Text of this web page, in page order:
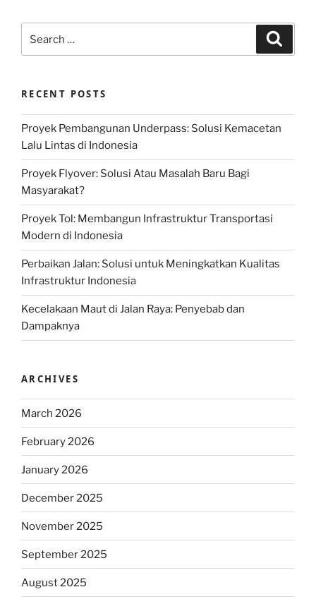
for:
RECENT POSTS
Proyek Pembangunan Underpass: Solusi Kemacetan
Lalu Lintas di Indonesia
Proyek Flyover: Solusi Atau Masalah Baru Bagi
Masyarakat?
Proyek Tol: Membangun Infrastruktur Transportasi
Modern di Indonesia
Perbaikan Jalan: Solusi untuk Meningkatkan Kualitas
Infrastruktur Indonesia
Kecelakaan Maut di Jalan Raya: Penyebab dan
Dampaknya
ARCHIVES
March 2026
February 2026
January 2026
December 2025
November 2025
September 2025
August 2025